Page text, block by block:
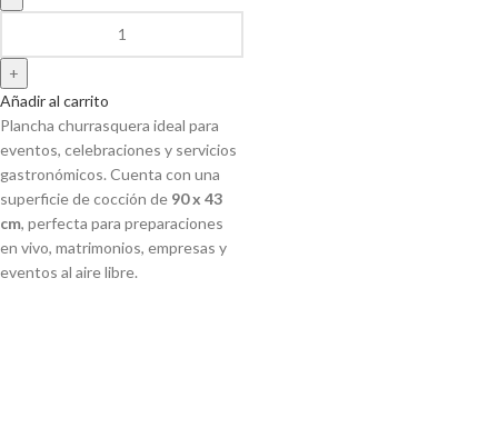
Añadir al carrito
Plancha churrasquera ideal para
eventos, celebraciones y servicios
gastronómicos. Cuenta con una
superficie de cocción de 90 x 43
cm, perfecta para preparaciones
en vivo, matrimonios, empresas y
eventos al aire libre.